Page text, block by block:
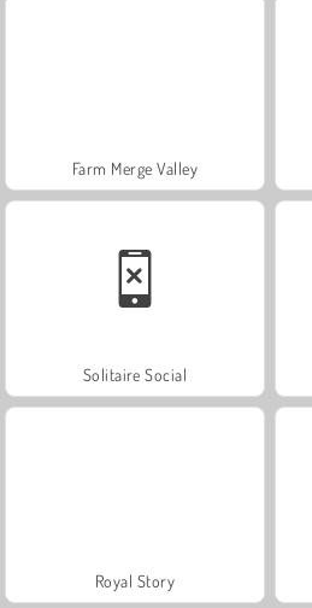
Farm Merge Valley
Solitaire Social
Royal Story